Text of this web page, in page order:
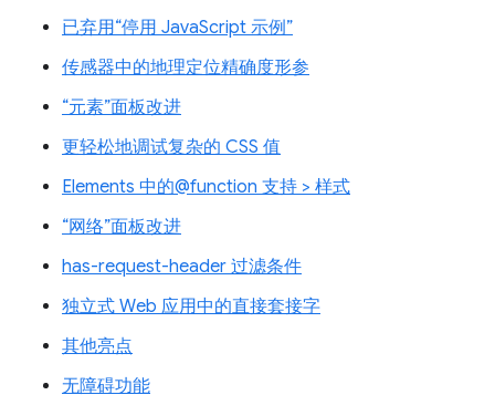
已弃用“停用 JavaScript 示例”
传感器中的地理定位精确度形参
“元素”面板改进
更轻松地调试复杂的 CSS 值
Elements 中的@function 支持 > 样式
“网络”面板改进
has-request-header 过滤条件
独立式 Web 应用中的直接套接字
其他亮点
无障碍功能